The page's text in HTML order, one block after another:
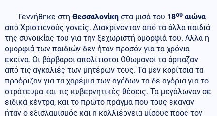
Γεννήθηκε στη Θεσσαλονίκη στα μισά του 18ου αιώνα
από Χριστιανούς γονείς. Διακρίνονταν από τα άλλα παιδιά
της συνοικίας του για την ξεχωριστή ομορφιά του. Αλλά η
ομορφιά των παιδιών δεν ήταν προσόν για τα χρόνια
εκείνα. Οι βάρβαροι απολίτιστοι Οθωμανοί τα άρπαζαν
από τις αγκαλιές των μητέρων τους. Τα μεν κορίτσια τα
προόριζαν για τα χαρέμια των αγάδων τα δε αγόρια για το
στράτευμα και τις κυβερνητικές θέσεις. Τα μεγάλωναν σε
ειδικά κέντρα, και το πρώτο πράγμα που τους έκαναν
ήταν ο εξισλαμισμός και η καλλιέργεια μίσους προς τον